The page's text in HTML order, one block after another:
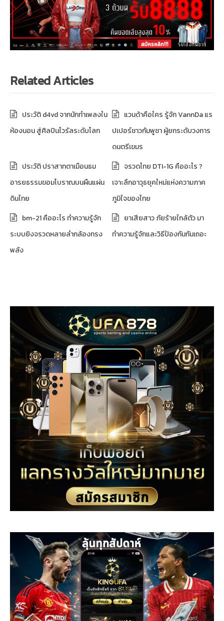
Related Articles
ประวัติ d4vd จากนักทำเพลงใน
ห้องนอน สู่ศิลปินไวรัลระดับโลก
แวนด้าคือใคร รู้จัก VannDa แร
ปเปอร์ชาวกัมพูชา ผู้ยกระดับวงการ
ดนตรีเขมร
ประวัติ ปราสาทตาเมือนธม
อารยธรรมขอมโบราณบนผืนแผ่น
ดินไทย
จรวดไทย DTI-1G คืออะไร ?
เจาะลึกอาวุธยุคใหม่แห่งความภาค
ภูมิใจของไทย
bm-21 คืออะไร ทำความรู้จัก
ระบบยิงจรวดหลายลำกล้องทรง
พลัง
ยาเสียสาว ภัยร้ายใกล้ตัว มา
ทำความรู้จักและวิธีป้องกันกันเถอะ